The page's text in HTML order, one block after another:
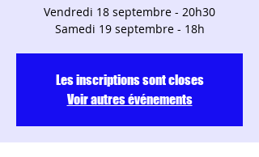
Vendredi 18 septembre - 20h30
Samedi 19 septembre - 18h
Les inscriptions sont closes
Voir autres événements